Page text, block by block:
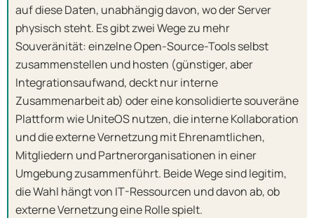
auf diese Daten, unabhängig davon, wo der Server
physisch steht. Es gibt zwei Wege zu mehr
Souveränität: einzelne Open-Source-Tools selbst
zusammenstellen und hosten (günstiger, aber
Integrationsaufwand, deckt nur interne
Zusammenarbeit ab) oder eine konsolidierte souveräne
Plattform wie UniteOS nutzen, die interne Kollaboration
und die externe Vernetzung mit Ehrenamtlichen,
Mitgliedern und Partnerorganisationen in einer
Umgebung zusammenführt. Beide Wege sind legitim,
die Wahl hängt von IT-Ressourcen und davon ab, ob
externe Vernetzung eine Rolle spielt.